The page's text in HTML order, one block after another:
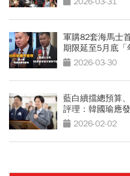
軍購82套海馬士
期限延至5月底「
金」2026-03-30
藍白續擋總預算
評理：韓國瑜應
濟 2026-02-02